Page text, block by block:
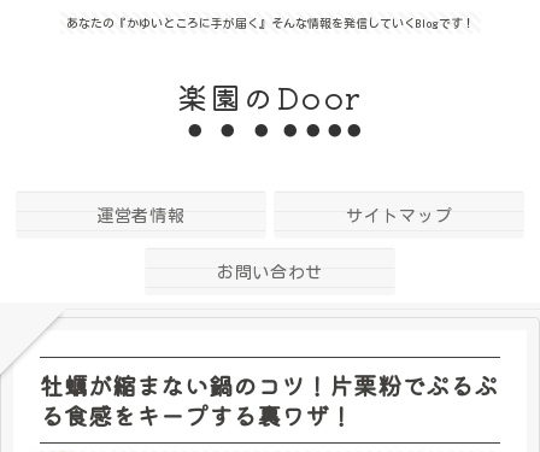
あなたの『かゆいところに手が届く』そんな情報を発信していくBlogです！
楽園のDoor
運営者情報 サイトマップ
お問い合わせ
牡蠣が縮まない鍋のコツ！片栗粉でぷるぷ
る食感をキープする裏ワザ！